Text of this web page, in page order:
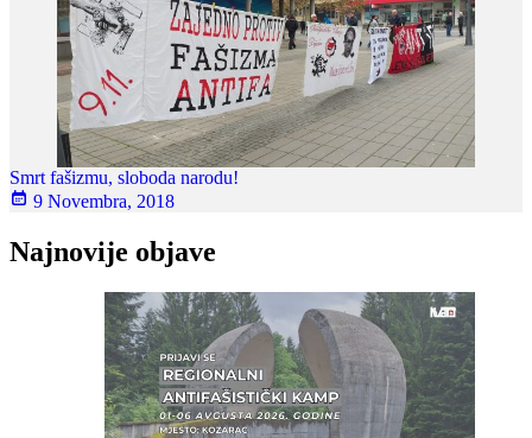
Smrt fašizmu, sloboda narodu!
9 Novembra, 2018
Najnovije objave